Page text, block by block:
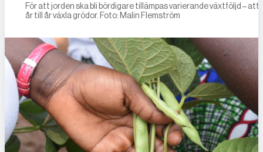
För att jorden ska bli bördigare tillämpas varierande växtföljd – att
år till år växla grödor. Foto: Malin Flemström